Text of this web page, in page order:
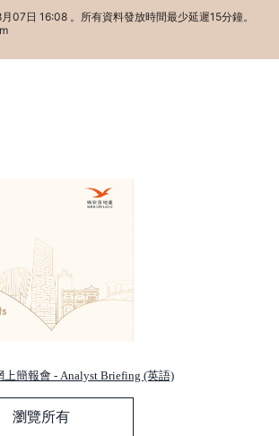
簡報會 - Analyst Briefing (英語)
瀏覽所有